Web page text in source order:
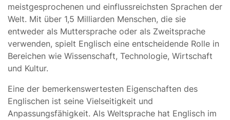
meistgesprochenen und einflussreichsten Sprachen der
Welt. Mit über 1,5 Milliarden Menschen, die sie
entweder als Muttersprache oder als Zweitsprache
verwenden, spielt Englisch eine entscheidende Rolle in
Bereichen wie Wissenschaft, Technologie, Wirtschaft
und Kultur.
Eine der bemerkenswertesten Eigenschaften des
Englischen ist seine Vielseitigkeit und
Anpassungsfähigkeit. Als Weltsprache hat Englisch im